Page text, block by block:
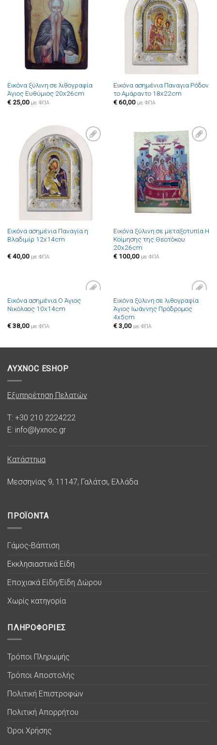
Πρόσθήκη
στην λίστα
επιθυμιών
Εικόνα ξύλινη σε λιθογραφία
Άγιος Ευθύμιος 20x26cm
€25,00 με ΦΠΑ
Πρόσθήκη
στην λίστα
επιθυμιών
Εικόνα ασημένια Παναγια Ρόδον
το Αμάραντο 18x22cm
€60,00 με ΦΠΑ
Πρόσθήκη
στην λίστα
επιθυμιών
Εικόνα ασημένια Παναγία η
Βλαδιμίρ 12x14cm
€40,00 με ΦΠΑ
Πρόσθήκη
στην λίστα
επιθυμιών
Εικόνα ξύλινη σε μεταξοτυπία Η
Κοίμησης της Θεοτόκου
20x26cm
€100,00 με ΦΠΑ
Πρόσθήκη
Εικόνα ασημένια Ο Άγιος
Νικόλαος 10x14cm
€38,00 με ΦΠΑ
Πρόσθήκη
στην λίστα
Εικόνα ξύλινη σε λιθογραφία
Άγιος Ιωάννης Πρόδρομος
4x5cm
€3,00 με ΦΠΑ
ΛΥΧΝΟC ESHOP
Εξυπηρέτηση Πελατών
T: +30 210 2224222
E: info@lyxnoc.gr
Κατάστημα
Μεσσηνίας 9, 11147, Γαλάτσι, Ελλάδα
ΠΡΟΪΟΝΤΑ
Γάμος-Βάπτιση
Εκκλησιαστικά Είδη
Εποχιακά Είδη/Είδη Δώρου
Χωρίς κατηγορία
ΠΛΗΡΟΦΟΡΙΕΣ
Τρόποι Πληρωμής
Τρόποι Αποστολής
Πολιτική Επιστροφών
Πολιτική Απορρήτου
Όροι Χρήσης